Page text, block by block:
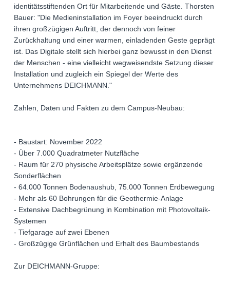
identitätsstiftenden Ort für Mitarbeitende und Gäste. Thorsten
Bauer: "Die Medieninstallation im Foyer beeindruckt durch
ihren großzügigen Auftritt, der dennoch von feiner
Zurückhaltung und einer warmen, einladenden Geste geprägt
ist. Das Digitale stellt sich hierbei ganz bewusst in den Dienst
der Menschen - eine vielleicht wegweisendste Setzung dieser
Installation und zugleich ein Spiegel der Werte des
Unternehmens DEICHMANN."
Zahlen, Daten und Fakten zu dem Campus-Neubau:
- Baustart: November 2022
- Über 7.000 Quadratmeter Nutzfläche
- Raum für 270 physische Arbeitsplätze sowie ergänzende
Sonderflächen
- 64.000 Tonnen Bodenaushub, 75.000 Tonnen Erdbewegung
- Mehr als 60 Bohrungen für die Geothermie-Anlage
- Extensive Dachbegrünung in Kombination mit Photovoltaik-
Systemen
- Tiefgarage auf zwei Ebenen
- Großzügige Grünflächen und Erhalt des Baumbestands
Zur DEICHMANN-Gruppe: